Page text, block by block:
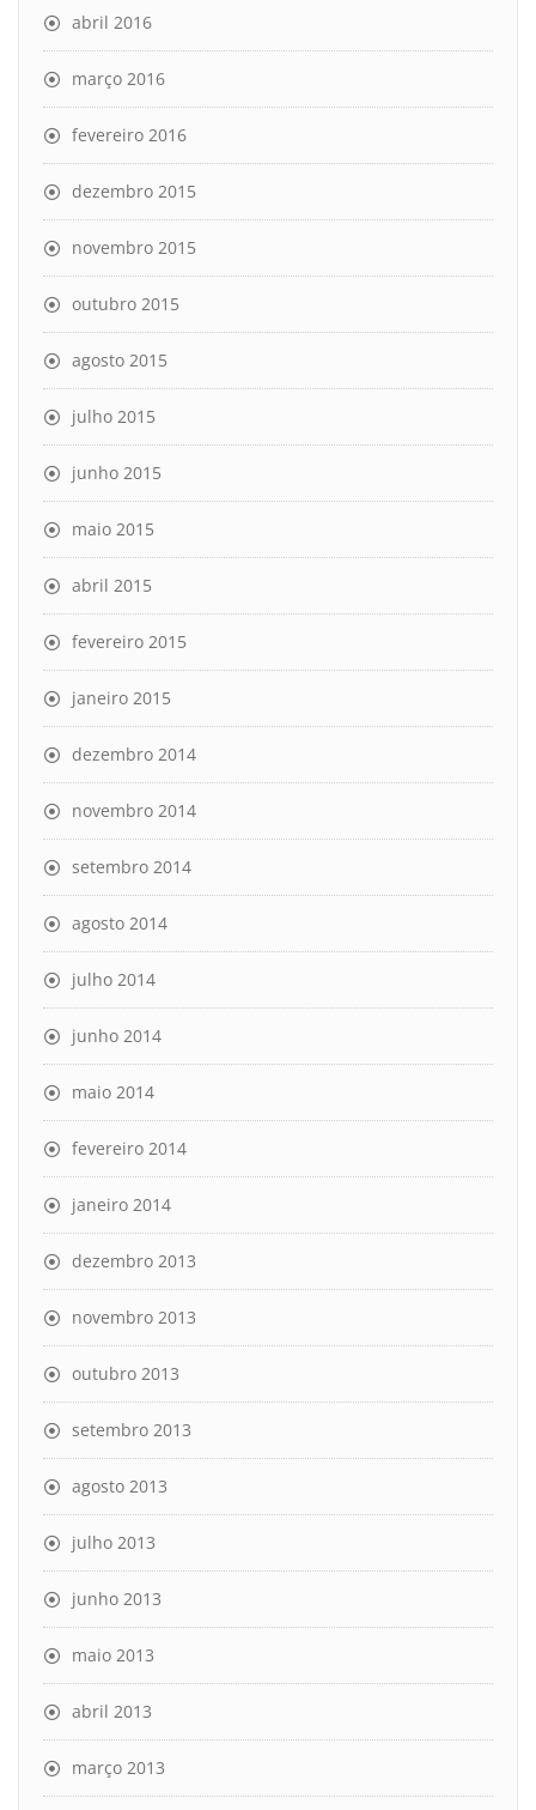
abril 2016
março 2016
fevereiro 2016
dezembro 2015
novembro 2015
outubro 2015
agosto 2015
julho 2015
junho 2015
maio 2015
abril 2015
fevereiro 2015
janeiro 2015
dezembro 2014
novembro 2014
setembro 2014
agosto 2014
julho 2014
junho 2014
maio 2014
fevereiro 2014
janeiro 2014
dezembro 2013
novembro 2013
outubro 2013
setembro 2013
agosto 2013
julho 2013
junho 2013
maio 2013
abril 2013
março 2013